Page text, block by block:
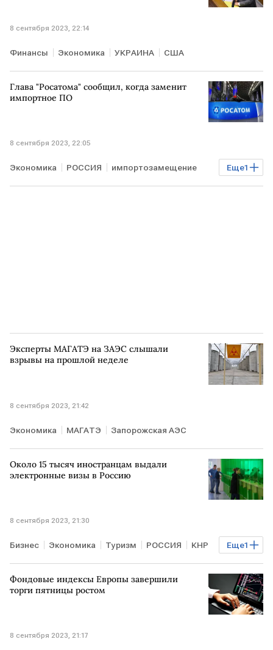
8 сентября 2023, 22:14
Финансы Экономика УКРАИНА США
Глава "Росатома" сообщил, когда заменит
импортное ПО
8 сентября 2023, 22:05
Еще1
Экономика РОССИЯ импортозамещение
Росатом
Эксперты МАГАТЭ на ЗАЭС слышали
взрывы на прошлой неделе
8 сентября 2023, 21:42
Экономика МАГАТЭ Запорожская АЭС
Около 15 тысяч иностранцам выдали
электронные визы в Россию
8 сентября 2023, 21:30
Еще1
Бизнес Экономика Туризм РОССИЯ КНР
электронная виза
Фондовые индексы Европы завершили
торги пятницы ростом
8 сентября 2023, 21:17